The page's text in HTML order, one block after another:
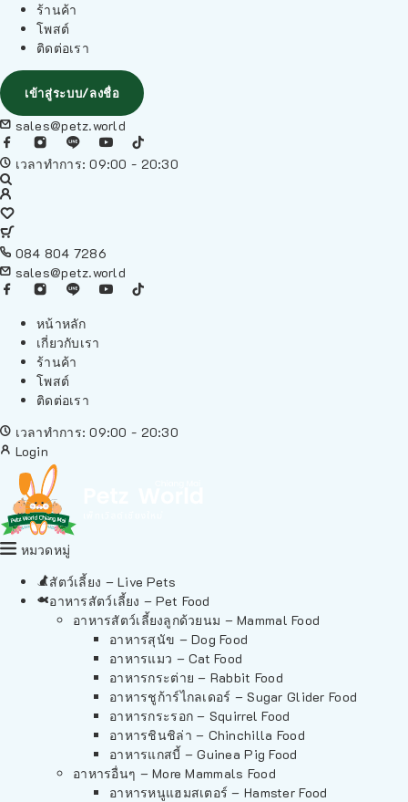
ร้านค้า
โพสต์
ติดต่อเรา
เข้าสู่ระบบ/ลงชื่อ
sales@petz.world
เวลาทำการ: 09:00 - 20:30
084 804 7286
sales@petz.world
หน้าหลัก
เกี่ยวกับเรา
ร้านค้า
โพสต์
ติดต่อเรา
เวลาทำการ: 09:00 - 20:30
Login
หมวดหมู่
สัตว์เลี้ยง – Live Pets
อาหารสัตว์เลี้ยง – Pet Food
อาหารสัตว์เลี้ยงลูกด้วยนม – Mammal Food
อาหารสุนัข – Dog Food
อาหารแมว – Cat Food
อาหารกระต่าย – Rabbit Food
อาหารชูก้าร์ไกลเดอร์ – Sugar Glider Food
อาหารกระรอก – Squirrel Food
อาหารชินชิล่า – Chinchilla Food
อาหารแกสบี้ – Guinea Pig Food
อาหารอื่นๆ – More Mammals Food
อาหารหนูแฮมสเตอร์ – Hamster Food